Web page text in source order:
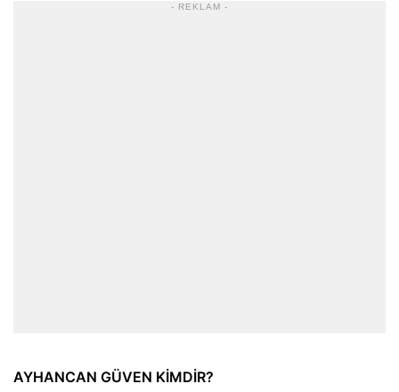
- REKLAM -
AYHANCAN GÜVEN KİMDİR?